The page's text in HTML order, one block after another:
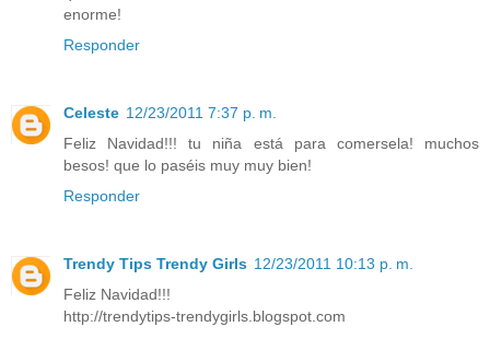
enorme!
Responder
Celeste 12/23/2011 7:37 p. m.
Feliz Navidad!!! tu niña está para comersela! muchos
besos! que lo paséis muy muy bien!
Responder
Trendy Tips Trendy Girls 12/23/2011 10:13 p. m.
Feliz Navidad!!!
http://trendytips-trendygirls.blogspot.com